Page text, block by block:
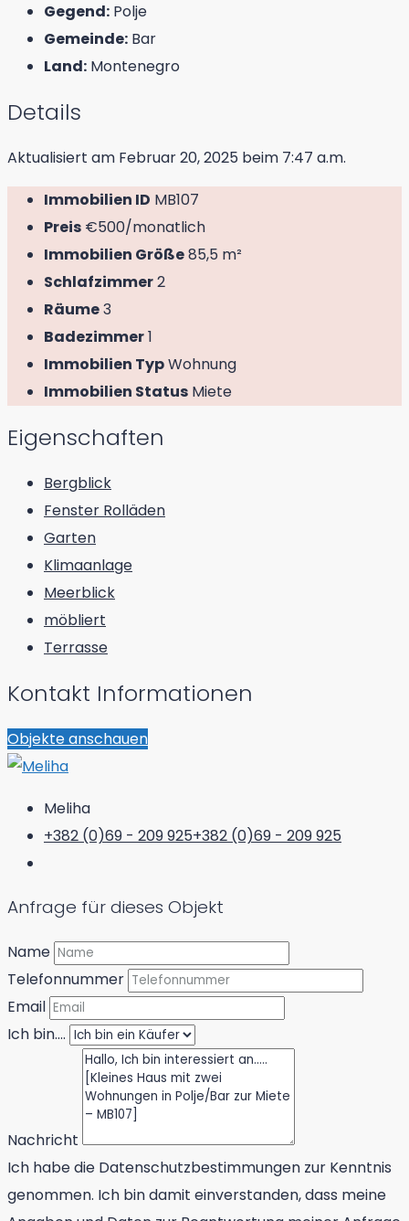
Gegend: Polje
Gemeinde: Bar
Land: Montenegro
Details
Aktualisiert am Februar 20, 2025 beim 7:47 a.m.
Immobilien ID MB107
Preis €500/monatlich
Immobilien Größe85,5 m²
Schlafzimmer2
Räume3
Badezimmer1
Immobilien TypWohnung
Immobilien Status Miete
Eigenschaften
Bergblick
Fenster Rolläden
Garten
Klimaanlage
Meerblick
möbliert
Terrasse
Kontakt Informationen
Objekte anschauen
Meliha
+382 (0)69 - 209 925+382 (0)69 - 209 925
Anfrage für dieses Objekt
Name
Telefonnummer
Email
Ich bin....
Nachricht
Ich habe die Datenschutzbestimmungen zur Kenntnis
genommen. Ich bin damit einverstanden, dass meine